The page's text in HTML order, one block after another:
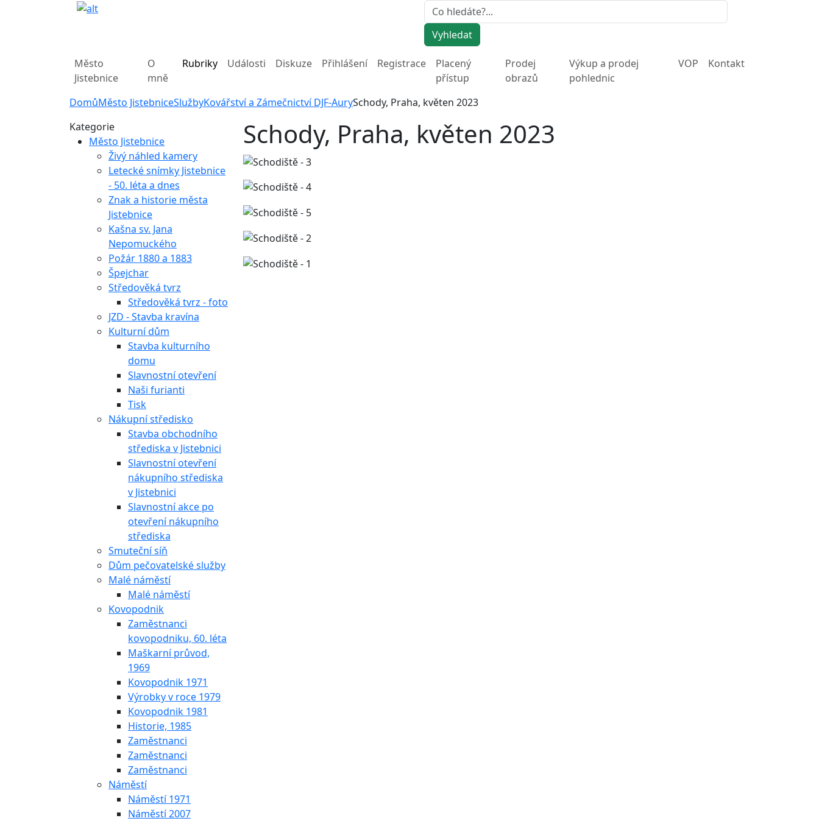
Vyhledat
Město
Jistebnice
O
mně
Rubriky Události Diskuze Přihlášení Registrace
Placený
přístup
Prodej
obrazů
Výkup a prodej
pohlednic
VOP Kontakt
DomůMěsto JistebniceSlužbyKovářství a Zámečnictví DJF-AurySchody, Praha, květen 2023
Schody, Praha, květen 2023
Kategorie
Město Jistebnice
Živý náhled kamery
Letecké snímky Jistebnice
- 50. léta a dnes
Znak a historie města
Jistebnice
Kašna sv. Jana
Nepomuckého
Požár 1880 a 1883
Špejchar
Středověká tvrz
Středověká tvrz - foto
JZD - Stavba kravína
Kulturní dům
Stavba kulturního
domu
Slavnostní otevření
Naši furianti
Tisk
Nákupní středisko
Stavba obchodního
střediska v Jistebnici
Slavnostní otevření
nákupního střediska
v Jistebnici
Slavnostní akce po
otevření nákupního
střediska
Smuteční síň
Dům pečovatelské služby
Malé náměstí
Malé náměstí
Kovopodnik
Zaměstnanci
kovopodniku, 60. léta
Maškarní průvod,
1969
Kovopodnik 1971
Výrobky v roce 1979
Kovopodnik 1981
Historie, 1985
Zaměstnanci
Zaměstnanci
Zaměstnanci
Náměstí
Náměstí 1971
Náměstí 2007